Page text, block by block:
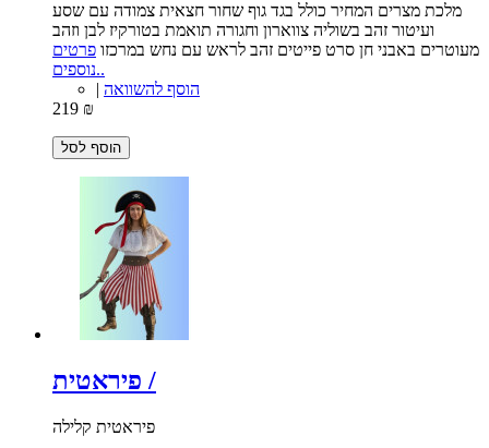
מלכת מצרים המחיר כולל בגד גוף שחור חצאית צמודה עם שסע
ועיטור זהב בשוליה צווארון וחגורה תואמת בטורקיז לבן וזהב
מעוטרים באבני חן סרט פייטים זהב לראש עם נחש במרכזו פרטים
נוספים..
| הוסף להשוואה
219 ₪
הוסף לסל
פיראטית /